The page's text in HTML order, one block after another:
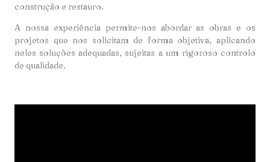
construção e restauro.
A nossa experiência permite-nos abordar as obras e os
projetos que nos solicitam de forma objetiva, aplicando
neles soluções adequadas, sujeitas a um rigoroso controlo
de qualidade.